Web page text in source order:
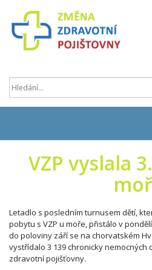
VZP vyslala
Letadlo s posledním turnusem dětí,
pobytu s VZP u moře, přistálo v
do poloviny září se na chorvatském
vystřídalo 3 139 chronicky nemocných
zdravotní pojišťovny.